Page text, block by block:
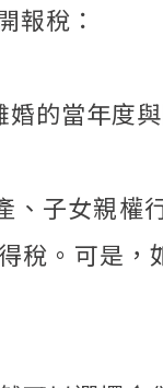
報稅：
的當年度
子女親權
稅。可是